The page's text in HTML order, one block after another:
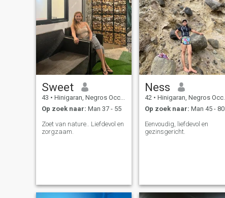
Sweet
43 • Hinigaran, Negros Occidental, Filipijnen
Op zoek naar: Man 37 - 55
Zoet van nature.. Liefdevol en
zorgzaam.
Ness
42 • Hinigaran, Negros Occidental, Filipijnen
Op zoek naar: Man 45 - 80
Eenvoudig, liefdevol en
gezinsgericht.